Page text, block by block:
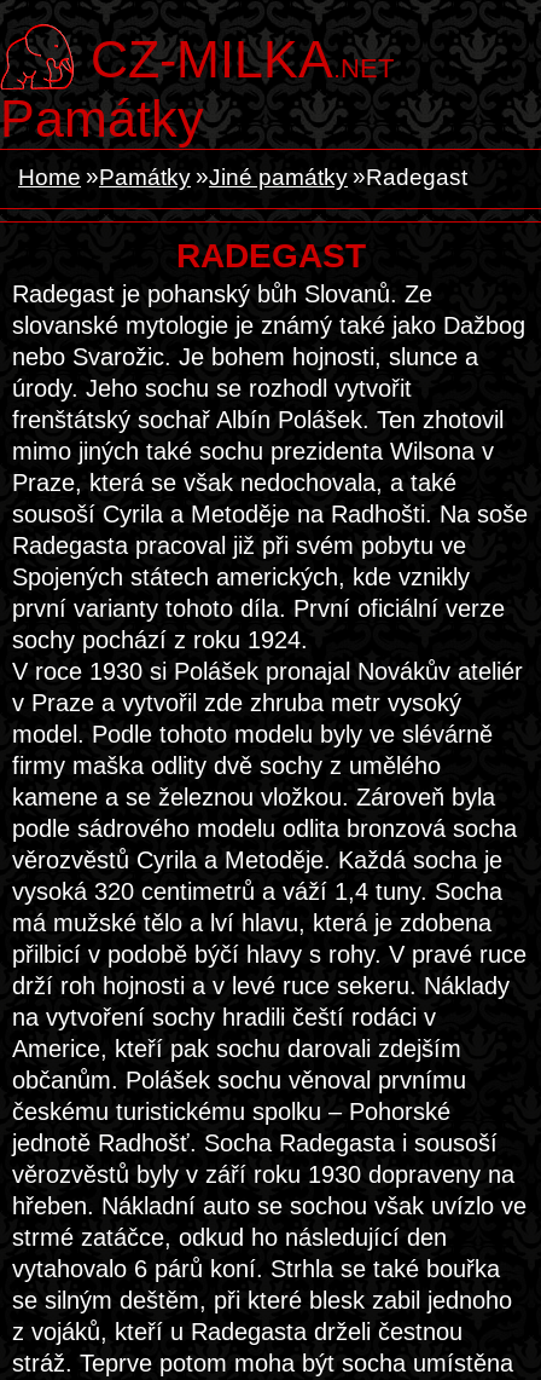
CZ-MILKA.NET
Památky
Home Památky Jiné památky Radegast
RADEGAST
Radegast je pohanský bůh Slovanů. Ze
slovanské mytologie je známý také jako Dažbog
nebo Svarožic. Je bohem hojnosti, slunce a
úrody. Jeho sochu se rozhodl vytvořit
frenštátský sochař Albín Polášek. Ten zhotovil
mimo jiných také sochu prezidenta Wilsona v
Praze, která se však nedochovala, a také
sousoší Cyrila a Metoděje na Radhošti. Na soše
Radegasta pracoval již při svém pobytu ve
Spojených státech amerických, kde vznikly
první varianty tohoto díla. První oficiální verze
sochy pochází z roku 1924.
V roce 1930 si Polášek pronajal Novákův ateliér
v Praze a vytvořil zde zhruba metr vysoký
model. Podle tohoto modelu byly ve slévárně
firmy maška odlity dvě sochy z umělého
kamene a se železnou vložkou. Zároveň byla
podle sádrového modelu odlita bronzová socha
věrozvěstů Cyrila a Metoděje. Každá socha je
vysoká 320 centimetrů a váží 1,4 tuny. Socha
má mužské tělo a lví hlavu, která je zdobena
přilbicí v podobě býčí hlavy s rohy. V pravé ruce
drží roh hojnosti a v levé ruce sekeru. Náklady
na vytvoření sochy hradili čeští rodáci v
Americe, kteří pak sochu darovali zdejším
občanům. Polášek sochu věnoval prvnímu
českému turistickému spolku – Pohorské
jednotě Radhošť. Socha Radegasta i sousoší
věrozvěstů byly v září roku 1930 dopraveny na
hřeben. Nákladní auto se sochou však uvízlo ve
strmé zatáčce, odkud ho následující den
vytahovalo 6 párů koní. Strhla se také bouřka
se silným deštěm, při které blesk zabil jednoho
z vojáků, kteří u Radegasta drželi čestnou
stráž. Teprve potom moha být socha umístěna